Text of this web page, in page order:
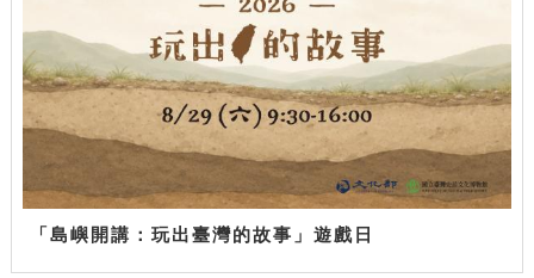
「島嶼開講：玩出臺灣的故事」遊戲日